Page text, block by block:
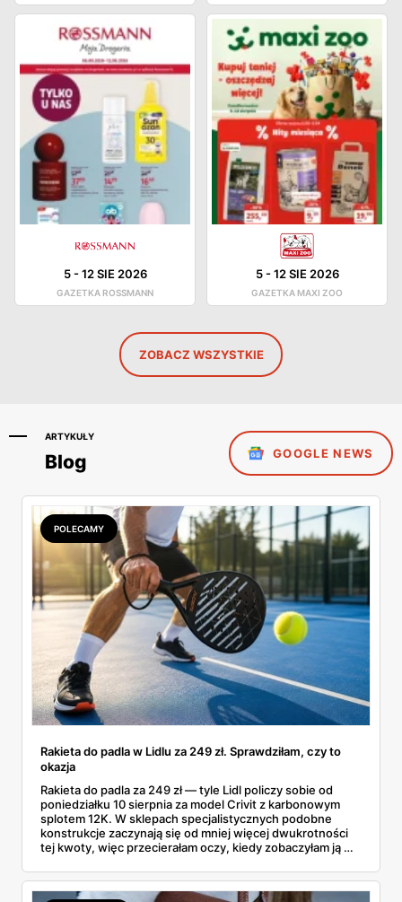
5-12 SIE 2026
GAZETKA ROSSMANN
5-12 SIE 2026
GAZETKA MAXI ZOO
ZOBACZ WSZYSTKIE
ARTYKUŁY
Blog GOOGLE NEWS
POLECAMY
Rakieta do padla w Lidlu za 249 zł. Sprawdziłam, czy to
okazja
Rakieta do padla za 249 zł — tyle Lidl policzy sobie od
poniedziałku 10 sierpnia za model Crivit z karbonowym
splotem 12K. W sklepach specjalistycznych podobne
konstrukcje zaczynają się od mniej więcej dwukrotności
tej kwoty, więc przecierałam oczy, kiedy zobaczyłam ją w
najszybciej rosnący sport w Polsce: kortów przybywa
lawinowo, a chętnych jeszcze szybciej. Sprawdziłam, co